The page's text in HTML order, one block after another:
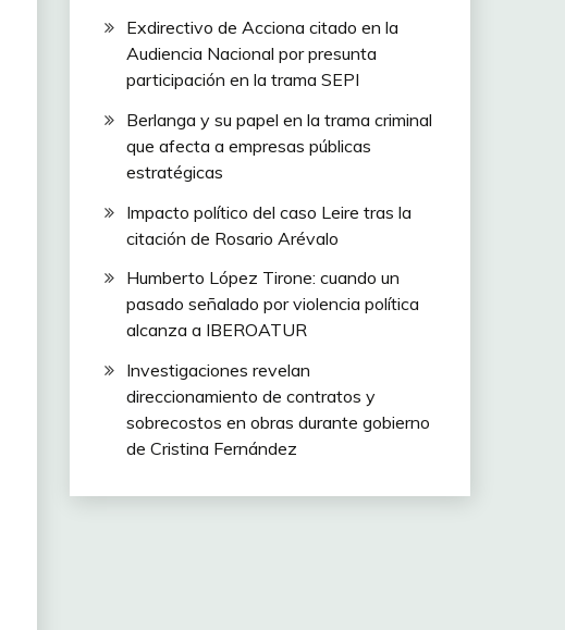
Exdirectivo de Acciona citado en la
Audiencia Nacional por presunta
participación en la trama SEPI
Berlanga y su papel en la trama criminal
que afecta a empresas públicas
estratégicas
Impacto político del caso Leire tras la
citación de Rosario Arévalo
Humberto López Tirone: cuando un
pasado señalado por violencia política
alcanza a IBEROATUR
Investigaciones revelan
direccionamiento de contratos y
sobrecostos en obras durante gobierno
de Cristina Fernández